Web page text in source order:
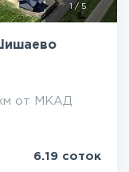
1/ 5
от МКАД
6.19 соток